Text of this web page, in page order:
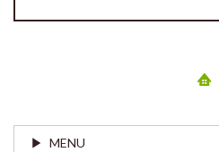
MENU